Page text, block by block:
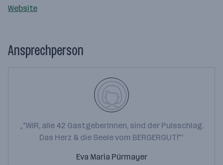
Website
Ansprechperson
„"WIR, alle 42 GastgeberInnen, sind der Pulsschlag.
Das Herz & die Seele vom BERGERGUT!"“
Eva Maria Pürmayer